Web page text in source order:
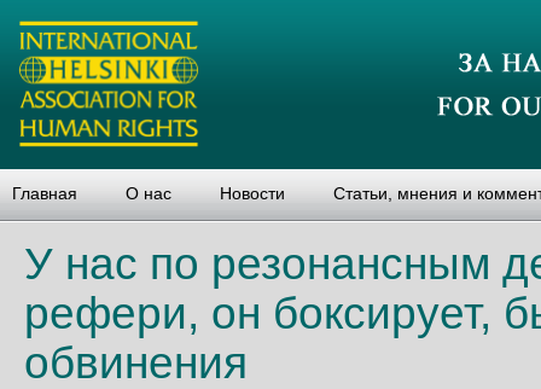
Главная О нас Новости Статьи, мнения и
У нас по резонансным
рефери, он боксирует,
обвинения